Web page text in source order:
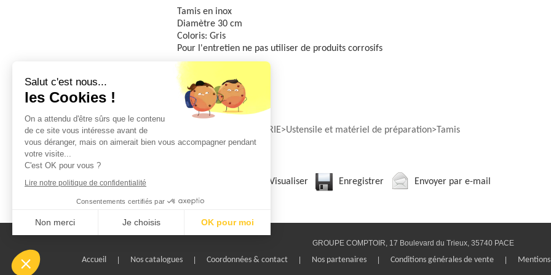
Tamis en inox
Diamètre 30 cm
Coloris: Gris
Pour l'entretien ne pas utiliser de produits corrosifs
Qté minimum:1 Unité
Commande par:1 Unité
Famille(s)
BOULANGERIE PATISSERIE Ustensile et matériel de préparation Tamis
Visualiser Enregistrer Envoyer par e-mail
GROUPE COMPTOIR, 17 Boulevard du Trieux, 35740 PACE
Accueil Nos catalogues| Coordonnées & contact| Nos partenaires| Conditions générales de vente|
Salut c'est nous...
les Cookies !
On a attendu d'être sûrs que le contenu
de ce site vous intéresse avant de
vous déranger, mais on aimerait bien vous accompagner pendant
votre visite...
C'est OK pour vous ?
Lire notre politique de confidentialité
Consentements certifiés par
Non merci Je choisis OK pour moi
Plateforme de Gestion du Consentement : Personnalisez vos Options